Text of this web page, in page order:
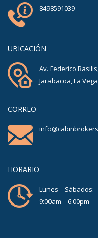
8498591039
UBICACIÓN
Av. Federico
Jarabacoa, La
CORREO
HORARIO
Lunes – Sábados:
9:00am – 6:00pm